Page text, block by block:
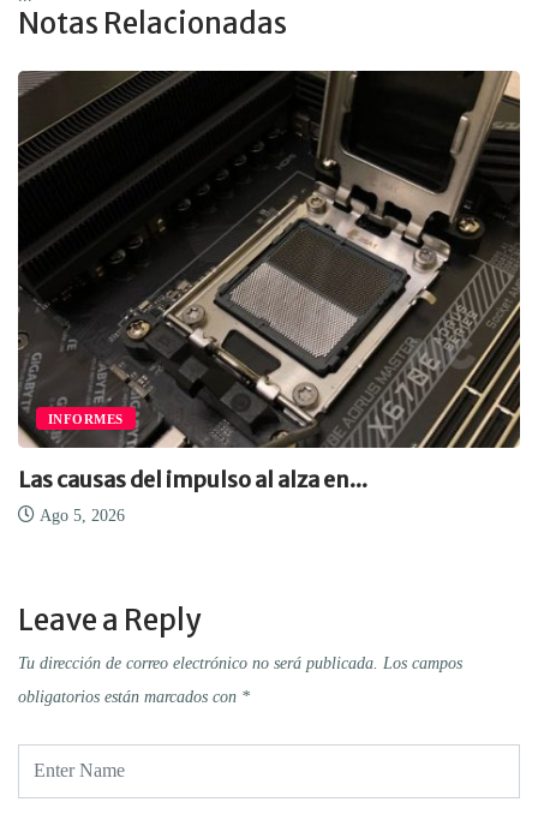
Notas Relacionadas
INFORMES
Las causas del impulso al alza en...
Ago 5, 2026
Leave a Reply
Tu dirección de correo electrónico no será publicada. Los campos
obligatorios están marcados con *